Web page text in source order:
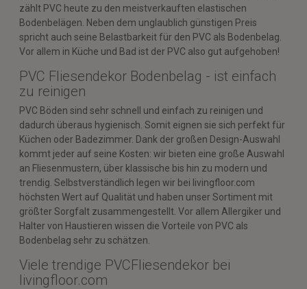
zählt PVC heute zu den meistverkauften elastischen
Bodenbelägen. Neben dem unglaublich günstigen Preis
spricht auch seine Belastbarkeit für den PVC als Bodenbelag.
Vor allem in Küche und Bad ist der PVC also gut aufgehoben!
PVC Fliesendekor Bodenbelag - ist einfach
zu reinigen
PVC Böden sind sehr schnell und einfach zu reinigen und
dadurch überaus hygienisch. Somit eignen sie sich perfekt für
Küchen oder Badezimmer. Dank der großen Design-Auswahl
kommt jeder auf seine Kosten: wir bieten eine große Auswahl
an Fliesenmustern, über klassische bis hin zu modern und
trendig. Selbstverständlich legen wir bei livingfloor.com
höchsten Wert auf Qualität und haben unser Sortiment mit
größter Sorgfalt zusammengestellt. Vor allem Allergiker und
Halter von Haustieren wissen die Vorteile von PVC als
Bodenbelag sehr zu schätzen.
Viele trendige PVCFliesendekor bei
livingfloor.com